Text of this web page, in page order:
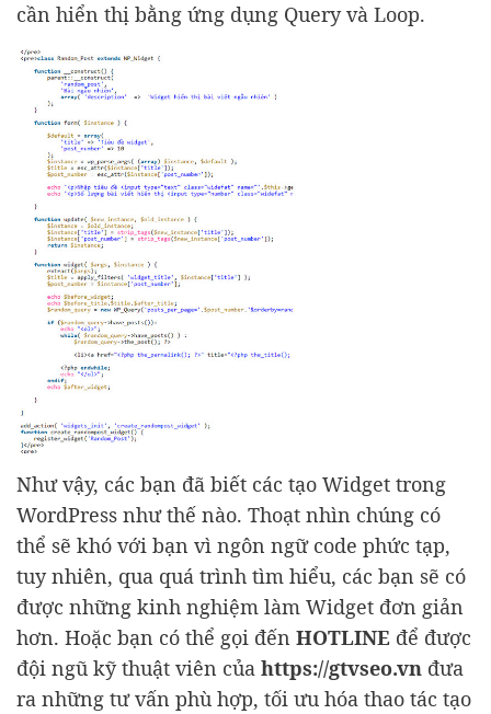
cần hiển thị bằng ứng dụng Query và Loop.
Như vậy, các bạn đã biết các tạo Widget trong
WordPress như thế nào. Thoạt nhìn chúng có
thể sẽ khó với bạn vì ngôn ngữ code phức tạp,
tuy nhiên, qua quá trình tìm hiểu, các bạn sẽ có
được những kinh nghiệm làm Widget đơn giản
hơn. Hoặc bạn có thể gọi đến HOTLINE để được
đội ngũ kỹ thuật viên của https://gtvseo.vn đưa
ra những tư vấn phù hợp, tối ưu hóa thao tác tạo